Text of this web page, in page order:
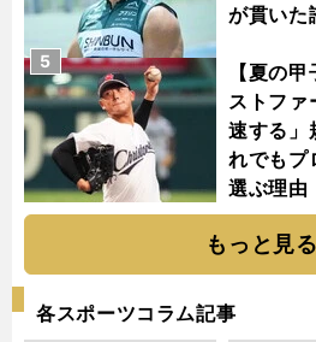
が貫いた
【夏の
ストファ
速する」
れでもプ
選ぶ理由
5
もっと見る
各スポーツコラム記事